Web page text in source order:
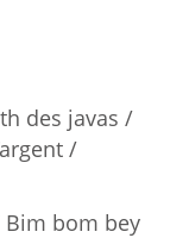
des javas /
/
Bim bom bey